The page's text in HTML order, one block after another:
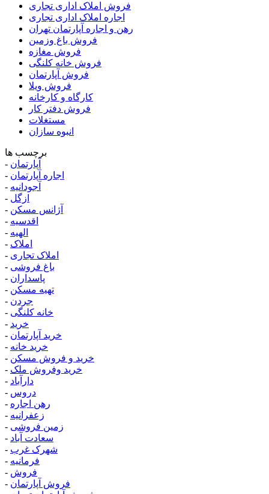
فروش املاک اداری تجاری
اجاره املاک اداری تجاری
رهن و اجاره آپارتمان تهران
فروش باغ وزمین
فروش مغازه
فروش خانه کلنگی
فروش آپارتمان
فروش ویلا
کارگاه و کارخانه
فروش دفتر کار
مستغلات
انبوه سازان
برچسب ها
- آپارتمان
- اجاره آپارتمان
- آجودانیه
- ازگل
- آژانس مسکن
- اقدسیه
- الهیه
- املاک
- املاک تجاری
- باغ فروشی
- پاسداران
- تهیه مسکن
- جردن
- خانه کلنگی
- خرید
- خرید آپارتمان
- خرید خانه
- خرید و فروش مسکن
- خرید وفروش ملک
- دارآباد
- دروس
- رهن اجاره
- زعفرانیه
- زمین فروشی
- سعادت آباد
- شهرک غرب
- فرمانیه
- فروش
- فروش آپارتمان